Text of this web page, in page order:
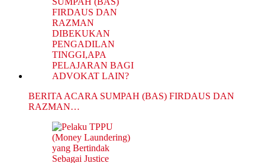
BERITA ACARA SUMPAH (BAS) FIRDAUS DAN
RAZMAN…